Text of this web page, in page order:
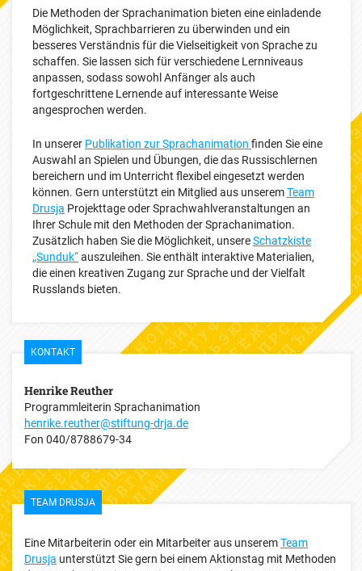
Die Methoden der Sprachanimation bieten eine einladende
Möglichkeit, Sprachbarrieren zu überwinden und ein
besseres Verständnis für die Vielseitigkeit von Sprache zu
schaffen. Sie lassen sich für verschiedene Lernniveaus
anpassen, sodass sowohl Anfänger als auch
fortgeschrittene Lernende auf interessante Weise
angesprochen werden.
In unserer Publikation zur Sprachanimation finden Sie eine
Auswahl an Spielen und Übungen, die das Russischlernen
bereichern und im Unterricht flexibel eingesetzt werden
können. Gern unterstützt ein Mitglied aus unseremTeam
Drusja Projekttage oder Sprachwahlveranstaltungen an
Ihrer Schule mit den Methoden der Sprachanimation.
Zusätzlich haben Sie die Möglichkeit, unsereSchatzkiste
„Sunduk“auszuleihen. Sie enthält interaktive Materialien,
die einen kreativen Zugang zur Sprache und der Vielfalt
Russlands bieten.
KONTAKT
Henrike Reuther
Programmleiterin Sprachanimation
henrike.reuther@stiftung-drja.de
Fon 040/8788679-34
TEAM DRUSJA
Eine Mitarbeiterin oder ein Mitarbeiter aus unseremTeam
Drusja unterstützt Sie gern bei einem Aktionstag mit Methoden